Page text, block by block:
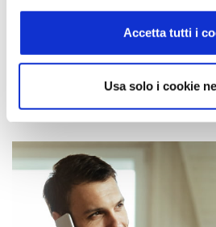
Accetta tutti i
Usa solo i cookie
JAds si rivolge anche ai singoli
prenotare autonomamente e
di donazione.